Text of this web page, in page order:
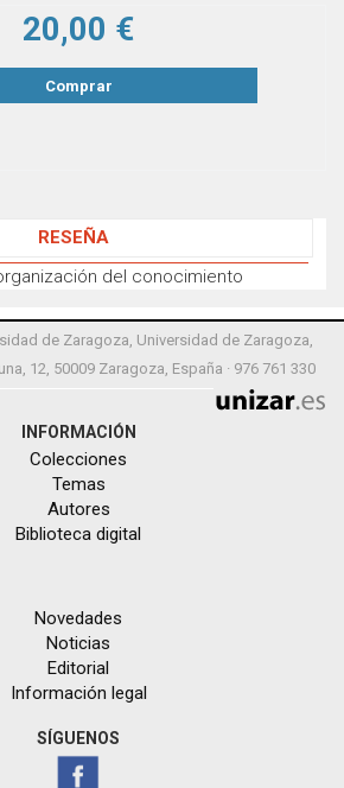
20,00 €
Comprar
RESEÑA
del conocimiento
de Zaragoza, Universidad de Zaragoza,
12, 50009 Zaragoza, España · 976 761 330
INFORMACIÓN
Colecciones
Temas
Autores
Biblioteca digital
Novedades
Noticias
Editorial
Información legal
SÍGUENOS